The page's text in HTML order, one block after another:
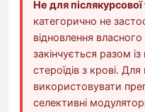
Не для післякурсової
категорично не
відновлення
закінчується разом
стероїдів з крові.
використовувати
селективні